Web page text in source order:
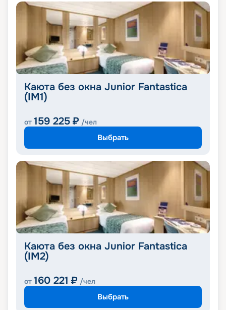
Каюта без окна Junior Fantastica
(IM1)
от 159 225 ₽ /чел
Выбрать
Каюта без окна Junior Fantastica
(IM2)
от 160 221 ₽ /чел
Выбрать